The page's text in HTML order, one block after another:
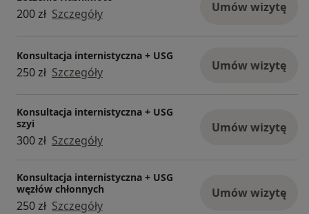
200 zł Szczegóły Umów wizytę
Konsultacja internistyczna + USG
250 zł Szczegóły Umów wizytę
Konsultacja internistyczna + USG
szyi
300 zł Szczegóły
Umów wizytę
Konsultacja internistyczna + USG
węzłów chłonnych
250 zł Szczegóły
Umów wizytę